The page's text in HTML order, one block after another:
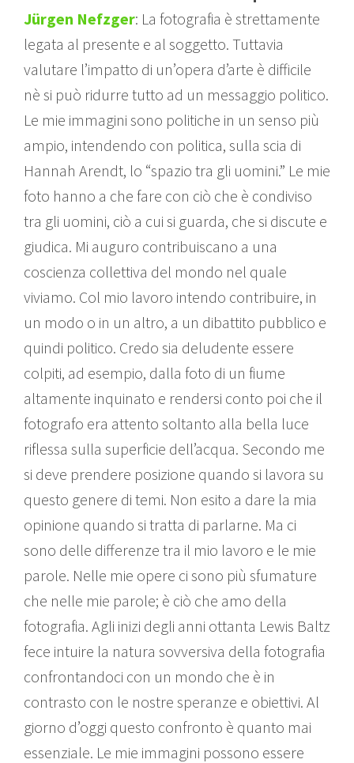
Jürgen Nefzger: La fotografia è strettamente
legata al presente e al soggetto. Tuttavia
valutare l’impatto di un’opera d’arte è difficile
nè si può ridurre tutto ad un messaggio politico.
Le mie immagini sono politiche in un senso più
ampio, intendendo con politica, sulla scia di
Hannah Arendt, lo “spazio tra gli uomini.” Le mie
foto hanno a che fare con ciò che è condiviso
tra gli uomini, ciò a cui si guarda, che si discute e
giudica. Mi auguro contribuiscano a una
coscienza collettiva del mondo nel quale
viviamo. Col mio lavoro intendo contribuire, in
un modo o in un altro, a un dibattito pubblico e
quindi politico. Credo sia deludente essere
colpiti, ad esempio, dalla foto di un fiume
altamente inquinato e rendersi conto poi che il
fotografo era attento soltanto alla bella luce
riflessa sulla superficie dell’acqua. Secondo me
si deve prendere posizione quando si lavora su
questo genere di temi. Non esito a dare la mia
opinione quando si tratta di parlarne. Ma ci
sono delle differenze tra il mio lavoro e le mie
parole. Nelle mie opere ci sono più sfumature
che nelle mie parole; è ciò che amo della
fotografia. Agli inizi degli anni ottanta Lewis Baltz
fece intuire la natura sovversiva della fotografia
confrontandoci con un mondo che è in
contrasto con le nostre speranze e obiettivi. Al
giorno d’oggi questo confronto è quanto mai
essenziale. Le mie immagini possono essere